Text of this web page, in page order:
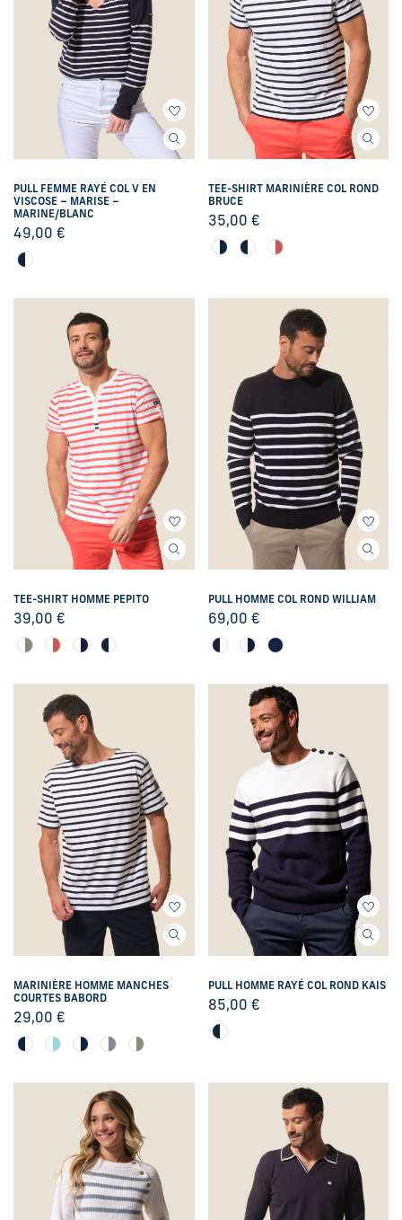
PULL FEMME RAYÉ COL V EN
VISCOSE – MARISE –
MARINE/BLANC
49,00 €
TEE-SHIRT MARINIÈRE COL ROND
BRUCE
35,00 €
TEE-SHIRT HOMME PEPITO
39,00 €
PULL HOMME COL ROND WILLIAM
69,00 €
MARINIÈRE HOMME MANCHES
COURTES BABORD
29,00 €
PULL HOMME RAYÉ COL ROND KAIS
85,00 €